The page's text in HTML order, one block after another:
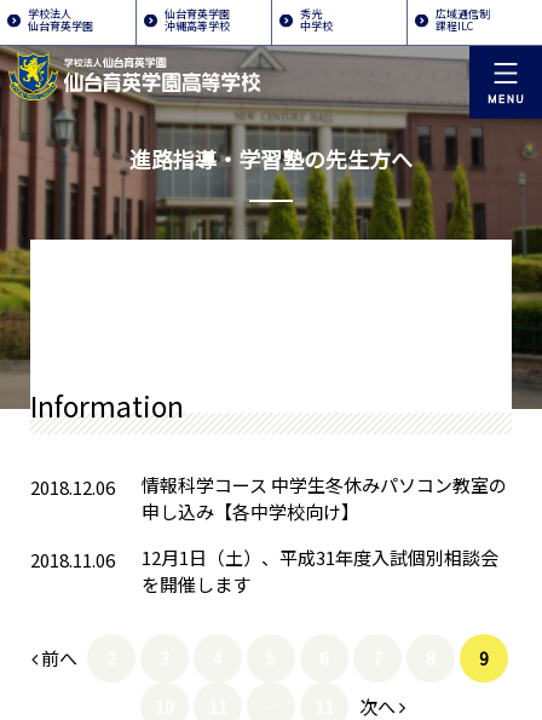
学校法人
仙台育英学園
仙台育英学園
沖縄高等学校
秀光
中学校
広域通信制
課程ILC
進路指導・学習塾の先生方へ
Information
2018.12.06
情報科学コース 中学生冬休みパソコン教室の
申し込み【各中学校向け】
2018.11.06
12月1日（土）、平成31年度入試個別相談会
を開催します
前へ
9
次へ